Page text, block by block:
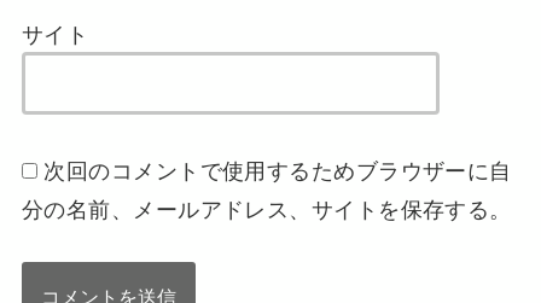
サイト
次回のコメントで使用するためブラウザーに自
分の名前、メールアドレス、サイトを保存する。